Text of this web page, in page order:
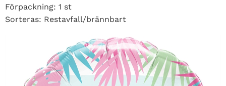
Förpackning: 1 st
Sorteras: Restavfall/brännbart